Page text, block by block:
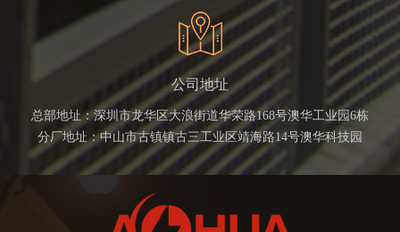
公司地址
总部地址：深圳市龙华区大浪街道华荣路168号澳华工业园6栋
分厂地址：中山市古镇镇古三工业区靖海路14号澳华科技园